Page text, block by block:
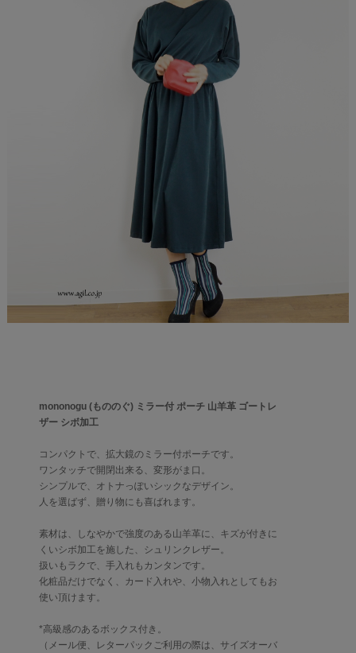
mononogu (もののぐ) ミラー付 ポーチ 山羊革 ゴートレ
ザー シボ加工
コンパクトで、拡大鏡のミラー付ポーチです。
ワンタッチで開閉出来る、変形がま口。
シンプルで、オトナっぽいシックなデザイン。
人を選ばず、贈り物にも喜ばれます。
素材は、しなやかで強度のある山羊革に、キズが付きに
くいシボ加工を施した、シュリンクレザー。
扱いもラクで、手入れもカンタンです。
化粧品だけでなく、カード入れや、小物入れとしてもお
使い頂けます。
*高級感のあるボックス付き。
（メール便、レターパックご利用の際は、サイズオーバ